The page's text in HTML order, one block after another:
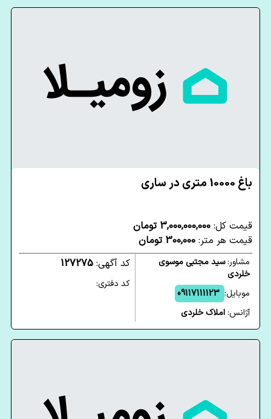
باغ 10000 متری در ساری
قیمت کل: 3,000,000,000 تومان
قیمت هر متر: 300,000 تومان
مشاور:سید مجتبی موسوی
خلردی
موبایل: 09117111123
آژانس:املاک خلردی
کد آگهی: 127275
کد دفتری: